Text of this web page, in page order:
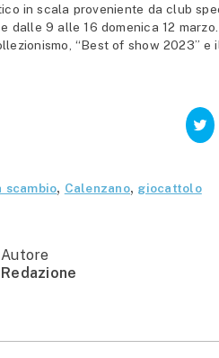
in scala proveniente da club
dalle 9 alle 16 domenica 12
“Best of show 2023” e
Fai
scambio, Calenzano, giocattolo
Autore
Redazione